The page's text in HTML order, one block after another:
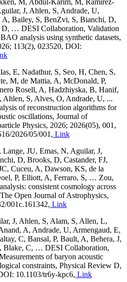
M, Abdul-Karim, M, Ramírez-
J, Ahlen, S, Andrade, U,
A, Bailey, S, BenZvi, S, Bianchi, D,
D, … DESI Collaboration, Validation
analysis using synthetic datasets,
113(2), 023520, DOI:
E, Nadathur, S, Seo, H, Chen, S,
M, de Mattia, A, McDonald, P,
Rosell, A, Hadzhiyska, B, Hanif,
Ahlen, S, Alves, O, Andrade, U, ...
of reconstruction algorithms for
oscillations, Journal of
Physics, 2026; 2026(05), 001,
2026/05/001, Link
JU, Emas, N, Aguilar, J,
D, Brooks, D, Castander, FJ,
Cuceu, A, Dawson, KS, de la
P, Elliott, A, Ferraro, S, … Zou,
consistent cosmology across
Open Journal of Astrophysics,
001c.161342, Link
J, Ahlen, S, Alam, S, Allen, L,
A, Andrade, U, Armengaud, E,
C, Bansal, P, Bault, A, Behera, J,
Blake, C, … DESI Collaboration,
of baryon acoustic
constraints, Physical Review D,
10.1103/tr6y-kpc6, Link